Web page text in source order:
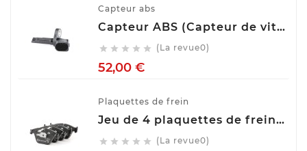
Capteur abs
Capteur ABS (Capteur de vitesse de roue) BOSCH 0 265 007 928
     (La revue0)
52,00 €Prix
Plaquettes de frein
Jeu de 4 plaquettes de frein ATE 13.0460-7275.2
     (La revue0)